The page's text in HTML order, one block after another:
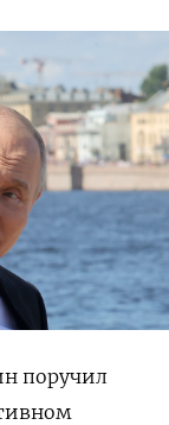
поручил